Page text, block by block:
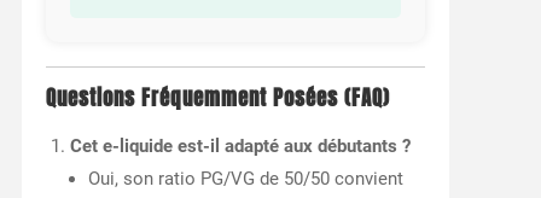
Questions Fréquemment Posées (FAQ)
Cet e-liquide est-il adapté aux débutants ?
Oui, son ratio PG/VG de 50/50 convient